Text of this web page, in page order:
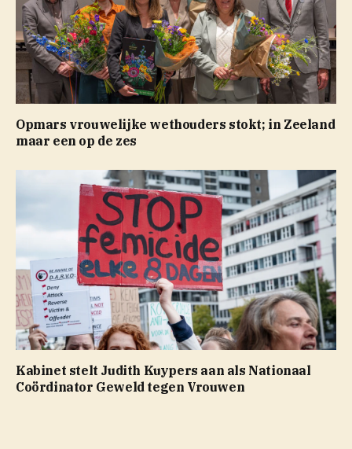
Opmars vrouwelijke wethouders stokt; in Zeeland
maar een op de zes
Kabinet stelt Judith Kuypers aan als Nationaal
Coördinator Geweld tegen Vrouwen